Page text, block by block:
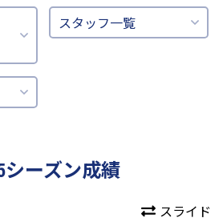
スタッフ一覧
シーズン成績
スライド